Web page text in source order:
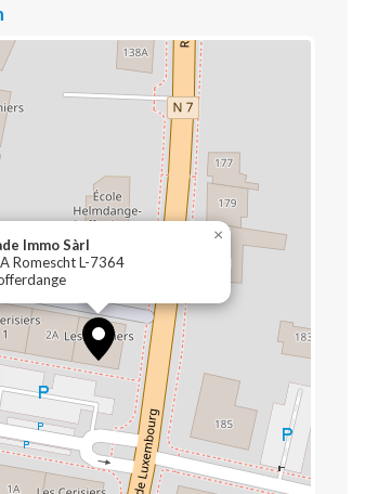
Immo Sàrl
Romescht L-7364
×